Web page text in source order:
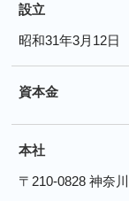
設立
昭和31年3月12日
資本金
本社
〒210-0828 神奈